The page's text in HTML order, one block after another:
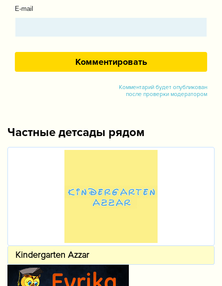
E-mail
Комментарий будет опубликован
после проверки модератором
Частные детсады рядом
Kindergarten Azzar